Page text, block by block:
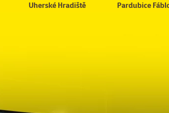
Uherské Hradiště Pardubice